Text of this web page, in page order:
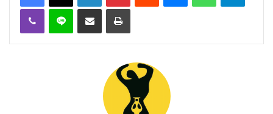
Viber Ligne Partager par email Imprimer